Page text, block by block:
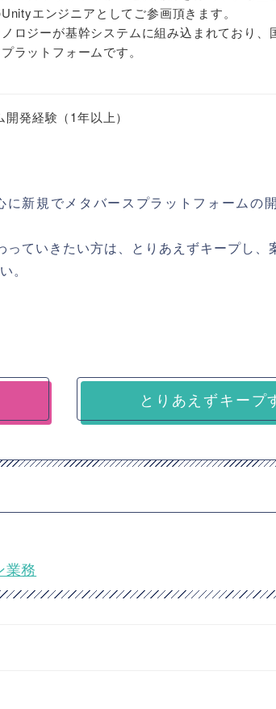
エンジニアとしてご参画頂きます。
ロジーが基幹システムに組み込まれており、
ラットフォームです。
発経験（1年以上）
に新規でメタバースプラットフォームの
ていきたい方は、とりあえずキープし、
。
とりあえずキープ
業務